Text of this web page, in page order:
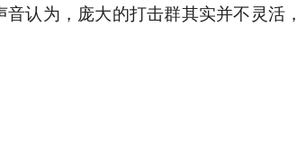
认为，庞大的打击群其实并不灵活